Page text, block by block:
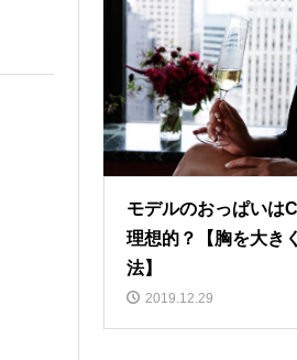
モデルのおっぱいは
理想的？【胸を大き
法】
2019.12.29